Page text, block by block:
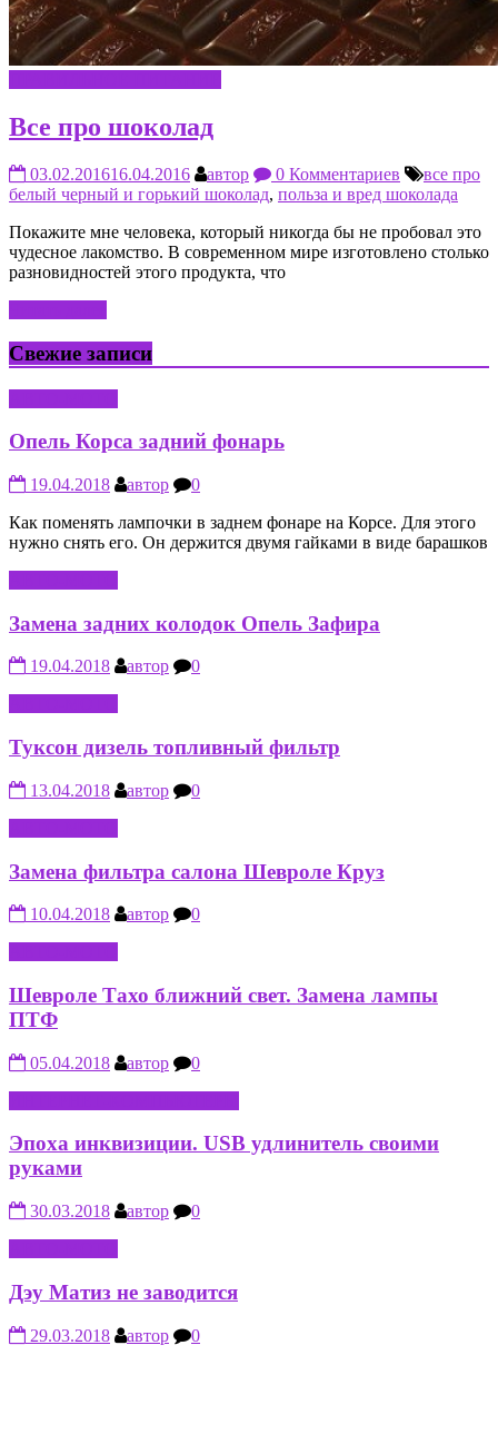
Все про шоколад
03.02.201616.04.2016 автор 0 Комментариев
все про
белый черный и горький шоколад, польза и вред шоколада
Покажите мне человека, который никогда бы не пробовал это
чудесное лакомство. В современном мире изготовлено столько
разновидностей этого продукта, что
Свежие записи
Опель Корса задний фонарь
19.04.2018 автор
0
Как поменять лампочки в заднем фонаре на Корсе. Для этого
нужно снять его. Он держится двумя гайками в виде барашков
Замена задних колодок Опель Зафира
19.04.2018 автор
0
Туксон дизель топливный фильтр
13.04.2018 автор
0
Замена фильтра салона Шевроле Круз
10.04.2018 автор
0
Шевроле Тахо ближний свет. Замена лампы
ПТФ
05.04.2018 автор
0
Эпоха инквизиции. USB удлинитель своими
руками
30.03.2018 автор
0
Дэу Матиз не заводится
29.03.2018 автор 0